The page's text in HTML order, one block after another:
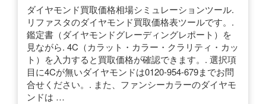
ダイヤモンド買取価格相場シミュレーションツール.
リファスタのダイヤモンド買取価格表ツールです。.
鑑定書（ダイヤモンドグレーディングレポート）を
見ながら. 4C（カラット・カラー・クラリティ・カッ
ト）を入力すると買取価格が確認できます。. 選択項
目に4Cが無いダイヤモンドは0120-954-679までお問
合せください。. また、ファンシーカラーのダイヤモ
ンドは …